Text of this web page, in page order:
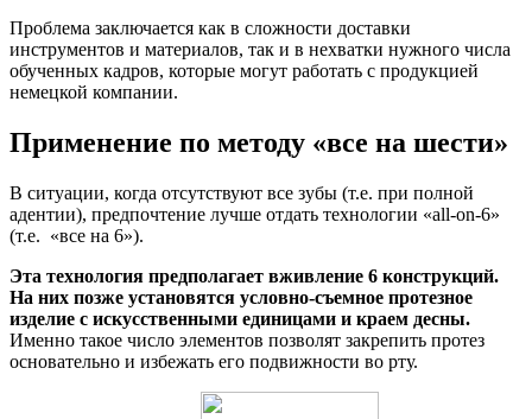
Проблема заключается как в сложности доставки
инструментов и материалов, так и в нехватки нужного числа
обученных кадров, которые могут работать с продукцией
немецкой компании.
Применение по методу «все на шести»
В ситуации, когда отсутствуют все зубы (т.е. при полной
адентии), предпочтение лучше отдать технологии «all-on-6»
(т.е. «все на 6»).
Эта технология предполагает вживление 6 конструкций.
На них позже установятся условно-съемное протезное
изделие с искусственными единицами и краем десны.
Именно такое число элементов позволят закрепить протез
основательно и избежать его подвижности во рту.